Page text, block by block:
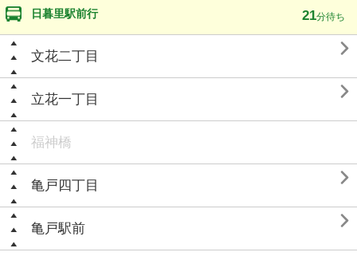
日暮里駅前行 21分待ち
文花二丁目 
立花一丁目 
福神橋
亀戸四丁目 
亀戸駅前 